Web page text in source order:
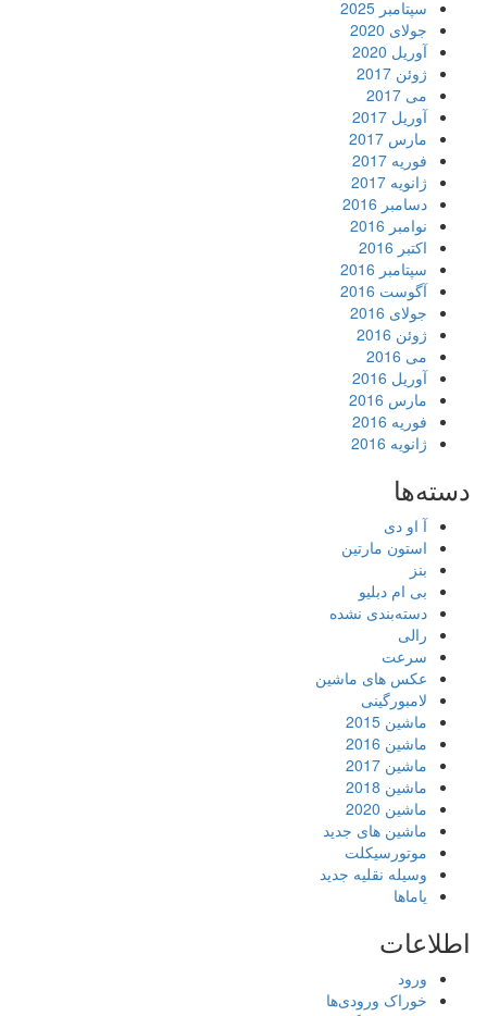
سپتامبر 2025
جولای 2020
آوریل 2020
ژوئن 2017
می 2017
آوریل 2017
مارس 2017
فوریه 2017
ژانویه 2017
دسامبر 2016
نوامبر 2016
اکتبر 2016
سپتامبر 2016
آگوست 2016
جولای 2016
ژوئن 2016
می 2016
آوریل 2016
مارس 2016
فوریه 2016
ژانویه 2016
دسته‌ها
آ او دی
استون مارتین
بنز
بی ام دبلیو
دسته‌بندی نشده
رالی
سرعت
عکس های ماشین
لامبورگینی
ماشین 2015
ماشین 2016
ماشین 2017
ماشین 2018
ماشین 2020
ماشین های جدید
موتورسیکلت
وسیله نقلیه جدید
یاماها
اطلاعات
ورود
خوراک ورودی‌ها